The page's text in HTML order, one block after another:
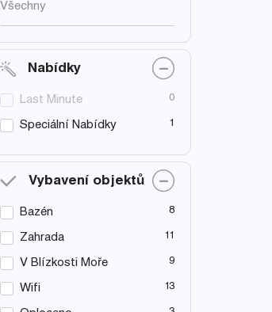
Všechny
Nabídky
Last Minute 0
Speciální Nabídky 1
Vybavení objektů
Bazén 8
Zahrada 11
V Blízkosti Moře 9
Wifi 13